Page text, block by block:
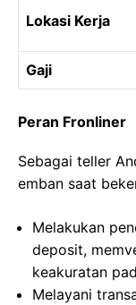
Lokasi Kerja
Gaji
Peran Fronliner
Sebagai teller
emban saat
Melakukan
deposit,
keakuratan
Melayani